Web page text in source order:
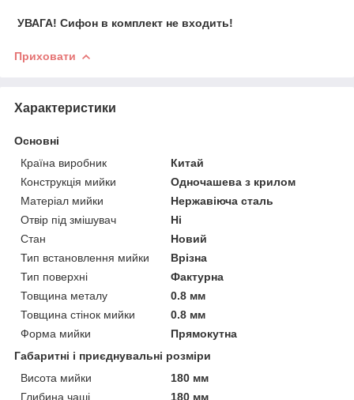
УВАГА! Сифон в комплект не входить!
Приховати
Характеристики
Основні
Країна виробник
Китай
Конструкція мийки
Одночашева з крилом
Матеріал мийки
Нержавіюча сталь
Отвір під змішувач
Ні
Стан
Новий
Тип встановлення мийки
Врізна
Тип поверхні
Фактурна
Товщина металу
0.8 мм
Товщина стінок мийки
0.8 мм
Форма мийки
Прямокутна
Габаритні і приєднувальні розміри
Висота мийки
180 мм
Глибина чаші
180 мм